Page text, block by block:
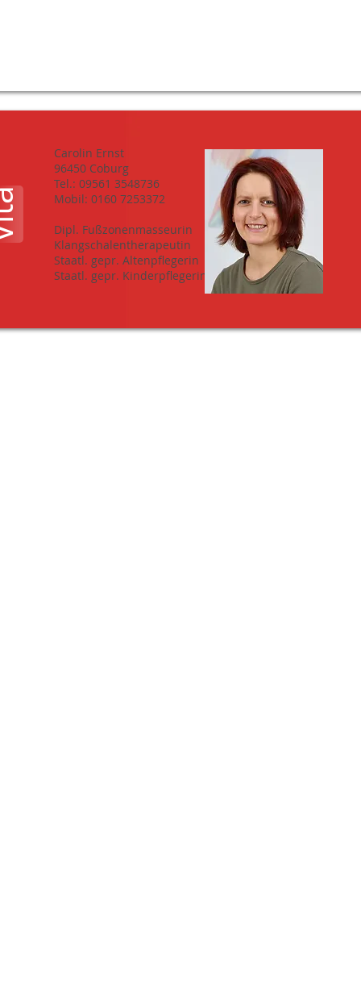
Carolin Ernst
96450 Coburg
Tel.: 09561 3548736
Mobil: 0160 7253372
Dipl. Fußzonenmasseurin
Klangschalentherapeutin
Staatl. gepr. Altenpflegerin
Staatl. gepr. Kinderpflegerin